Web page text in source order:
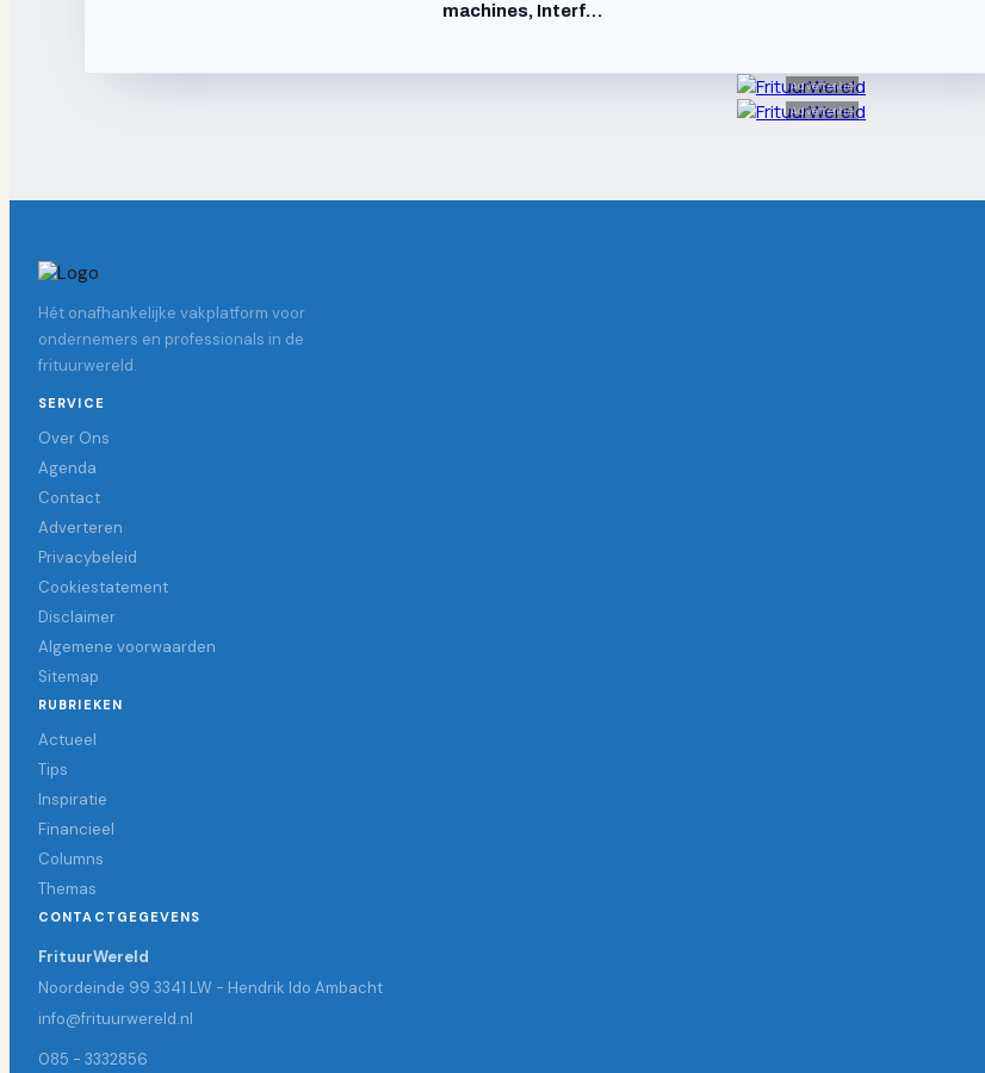
machines, Interf…
Advertentie
Advertentie
Hét onafhankelijke vakplatform voor
ondernemers en professionals in de
frituurwereld.
SERVICE
Over Ons
Agenda
Contact
Adverteren
Privacybeleid
Cookiestatement
Disclaimer
Algemene voorwaarden
Sitemap
RUBRIEKEN
Actueel
Tips
Inspiratie
Financieel
Columns
Themas
CONTACTGEGEVENS
FrituurWereld
Noordeinde 99 3341 LW - Hendrik Ido Ambacht
info@frituurwereld.nl
085 - 3332856